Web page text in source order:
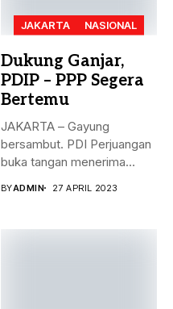
JAKARTA NASIONAL
Dukung Ganjar,
PDIP – PPP Segera
Bertemu
JAKARTA – Gayung
bersambut. PDI Perjuangan
buka tangan menerima
BYADMIN 27 APRIL 2023